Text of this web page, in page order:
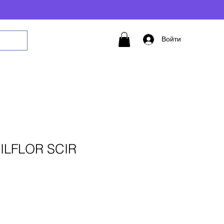
Войти
SCIR